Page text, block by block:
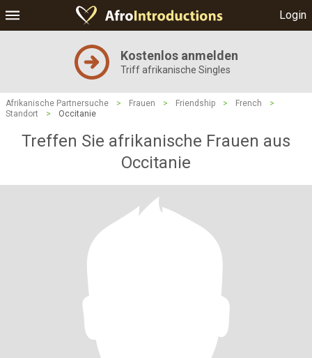
Login
Kostenlos anmelden
Triff afrikanische Singles
Afrikanische Partnersuche > Frauen > Friendship > French
>
Standort
> Occitanie
Treffen Sie afrikanische Frauen aus
Occitanie